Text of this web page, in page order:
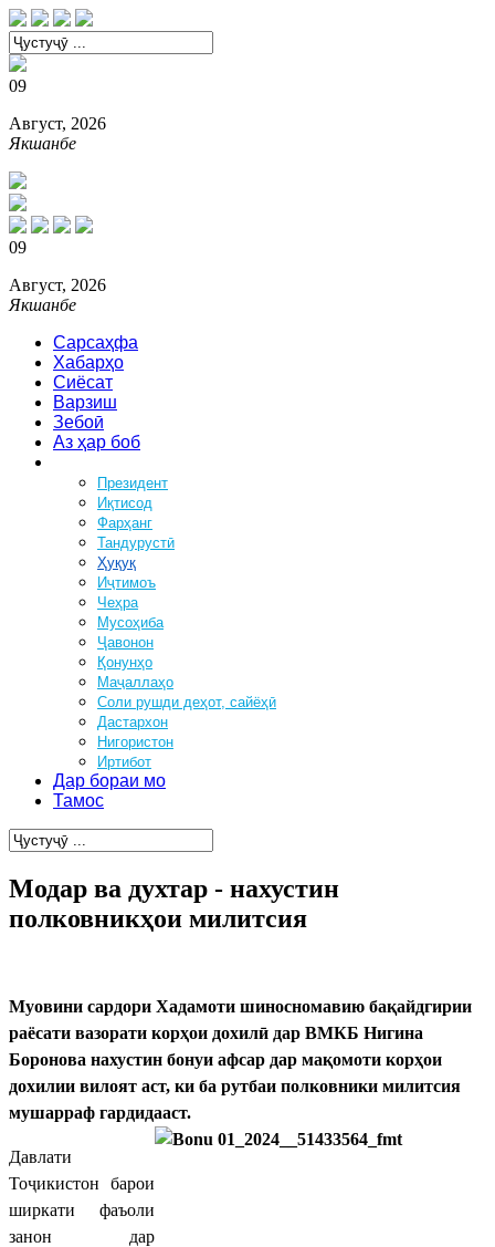
09
Август, 2026
Якшанбе
09
Август, 2026
Якшанбе
Сарсаҳфа
Хабарҳо
Сиёсат
Варзиш
Зебоӣ
Аз ҳар боб
Президент
Иқтисод
Фарҳанг
Тандурустӣ
Ҳуқуқ
Иҷтимоъ
Чеҳра
Мусоҳиба
Ҷавонон
Қонунҳо
Маҷаллаҳо
Соли рушди деҳот, сайёҳӣ
Дастархон
Нигористон
Иртибот
Дар бораи мо
Тамос
Модар ва духтар - нахустин
полковникҳои милитсия
Муовини сардори Хадамоти шиносномавию бақайдгирии
раёсати вазорати корҳои дохилӣ дар ВМКБ Нигина
Боронова нахустин бонуи афсар дар мақомоти корҳои
дохилии вилоят аст, ки ба рутбаи полковники милитсия
мушарраф гардидааст.
Давлати
Тоҷикистон барои
ширкати фаъоли
занон дар